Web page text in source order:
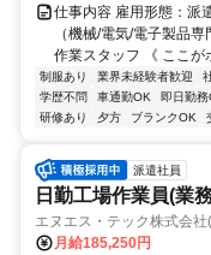
仕事内容 雇用形態：派
（機械/電気/電子製品
作業スタッフ 《 ここが
制服あり 業界未経験者歓迎
学歴不問
車通勤OK 即日勤務
研修あり
夕方 ブランクOK
派遣社員
日勤工場作業員(業
エヌエス・テック株式会
月給185,250円